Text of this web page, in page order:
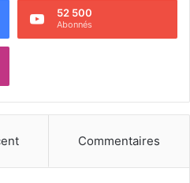
52 500
Abonnés
Commentaires